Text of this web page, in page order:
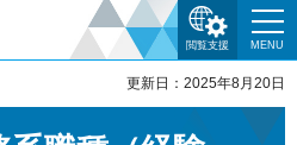
閲覧支援 MENU
更新日：2025年8月20日